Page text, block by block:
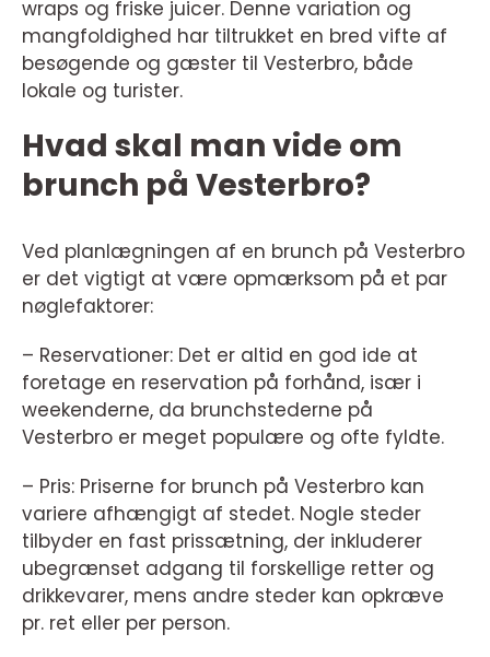
wraps og friske juicer. Denne variation og
mangfoldighed har tiltrukket en bred vifte af
besøgende og gæster til Vesterbro, både
lokale og turister.
Hvad skal man vide om
brunch på Vesterbro?
Ved planlægningen af en brunch på Vesterbro
er det vigtigt at være opmærksom på et par
nøglefaktorer:
– Reservationer: Det er altid en god ide at
foretage en reservation på forhånd, især i
weekenderne, da brunchstederne på
Vesterbro er meget populære og ofte fyldte.
– Pris: Priserne for brunch på Vesterbro kan
variere afhængigt af stedet. Nogle steder
tilbyder en fast prissætning, der inkluderer
ubegrænset adgang til forskellige retter og
drikkevarer, mens andre steder kan opkræve
pr. ret eller per person.